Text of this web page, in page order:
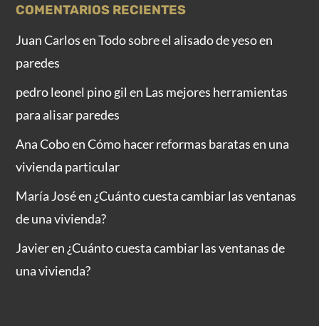
COMENTARIOS RECIENTES
Juan CarlosenTodo sobre el alisado de yeso en
paredes
pedro leonel pino gil en Las mejores herramientas
para alisar paredes
Ana CoboenCómo hacer reformas baratas en una
vivienda particular
María Joséen ¿Cuánto cuesta cambiar las ventanas
de una vivienda?
Javieren ¿Cuánto cuesta cambiar las ventanas de
una vivienda?